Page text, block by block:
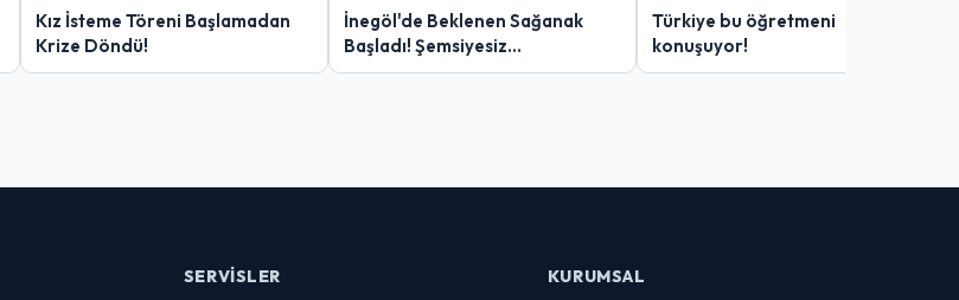
Kız İsteme Töreni Başlamadan
Krize Döndü!
İnegöl'de Beklenen Sağanak
Başladı! Şemsiyesiz
Yakalananlar Zor Anlar Yaşadı
Türkiye bu öğretmeni
konuşuyor!
SERVISLER KURUMSAL